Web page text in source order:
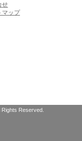
せ
マップ
Reserved.